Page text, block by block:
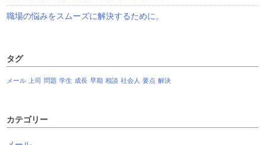
職場の悩みをスムーズに解決するために。
タグ
メール 上司 問題 学生 成長 早期 相談 社会人 要点 解決
カテゴリー